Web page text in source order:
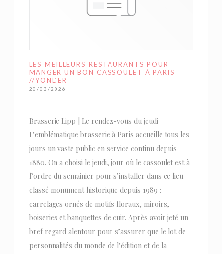
LES MEILLEURS RESTAURANTS POUR
MANGER UN BON CASSOULET À PARIS
//YONDER
20/03/2026
Brasserie Lipp | Le rendez-vous du jeudi
L’emblématique brasserie à Paris accueille tous les
jours un vaste public en service continu depuis
1880. On a choisi le jeudi, jour où le cassoulet est à
l’ordre du semainier pour s’installer dans ce lieu
classé monument historique depuis 1989 :
carrelages ornés de motifs floraux, miroirs,
boiseries et banquettes de cuir. Après avoir jeté un
bref regard alentour pour s’assurer que le lot de
personnalités du monde de l’édition et de la